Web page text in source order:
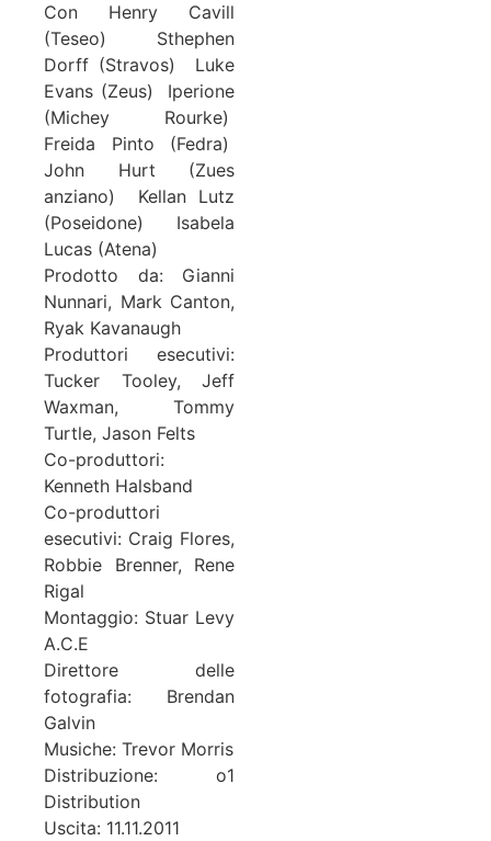
Con Henry Cavill
(Teseo) Sthephen
Dorff (Stravos) Luke
Evans (Zeus) Iperione
(Michey Rourke)
Freida Pinto (Fedra)
John Hurt (Zues
anziano) Kellan Lutz
(Poseidone) Isabela
Lucas (Atena)
Prodotto da: Gianni
Nunnari, Mark Canton,
Ryak Kavanaugh
Produttori esecutivi:
Tucker Tooley, Jeff
Waxman, Tommy
Turtle, Jason Felts
Co-produttori:
Kenneth Halsband
Co-produttori
esecutivi: Craig Flores,
Robbie Brenner, Rene
Rigal
Montaggio: Stuar Levy
A.C.E
Direttore delle
fotografia: Brendan
Galvin
Musiche: Trevor Morris
Distribuzione: o1
Distribution
Uscita: 11.11.2011